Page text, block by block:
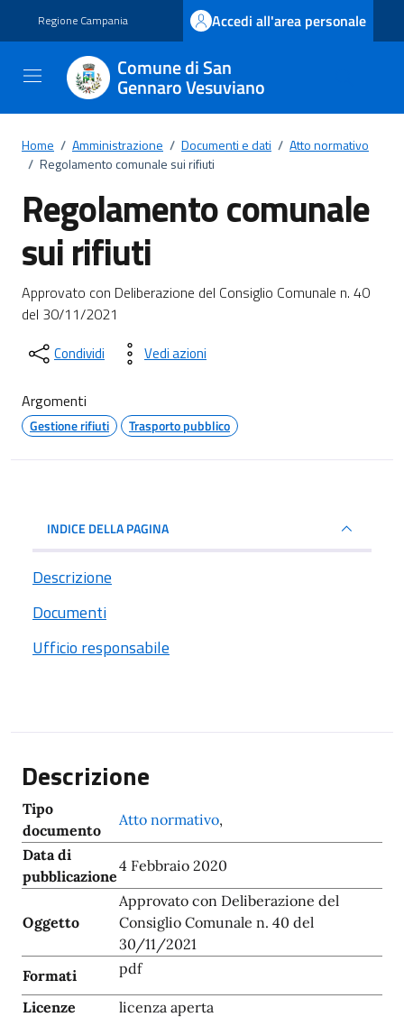
Regione Campania Accedi all'area personale
Comune di San
Gennaro Vesuviano
Home / Amministrazione / Documenti e dati / Atto normativo
/ Regolamento comunale sui rifiuti
Regolamento comunale
sui rifiuti
Dettagli del documento
Approvato con Deliberazione del Consiglio Comunale n. 40
del 30/11/2021
Condividi Vedi azioni
Argomenti
Gestione rifiuti Trasporto pubblico
INDICE DELLA PAGINA
Descrizione
Documenti
Ufficio responsabile
Descrizione
Tipo
documento
Atto normativo,
Data di
pubblicazione
4 Febbraio 2020
Oggetto
Approvato con Deliberazione del
Consiglio Comunale n. 40 del
30/11/2021
Formati
pdf
Licenze licenza aperta